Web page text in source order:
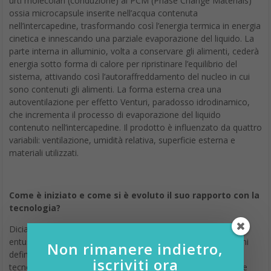
ossia microcapsule inserite nell’acqua contenuta
nell’intercapedine, trasformando così l’energia termica in energia
cinetica e innescando una parziale evaporazione del liquido. La
parte interna in alluminio, volta a conservare gli alimenti, cederà
energia sotto forma di calore per ripristinare l’equilibrio del
sistema, attivando così l’autoraffreddamento del nucleo in cui
sono contenuti gli alimenti. La forma esterna crea una
autoventilazione per effetto Venturi, paradosso idrodinamico,
che incrementa il processo di evaporazione del liquido
contenuto nell’intercapedine. Il prodotto è influenzato da quattro
variabili: ventilazione, umidità relativa, superficie esterna e
materiali utilizzati.
Come è iniziato e come si è evoluto il suo rapporto con la
tecnologia?
Diciamo che negli ultimi anni ho alternato picchi di grande
entusiasmo a picchi di allontanamento dalla tecnologia. Io mi
definisco una early adopter di nuovi tech gadget e prodotti
tecnologici per curiosità, interesse personale e spesso anche
Non rimanere indietro,
iscriviti ora